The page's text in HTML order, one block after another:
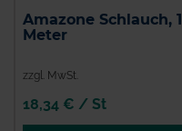
Amazone Schlauch, 1
Meter
zzgl. MwSt.
18,34 € / St